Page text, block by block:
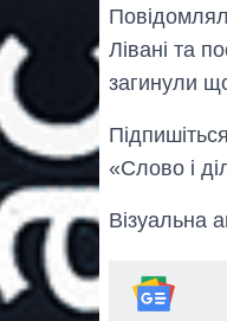
Лівані та
загинули
Підпишіться
«Слово і
Візуальна